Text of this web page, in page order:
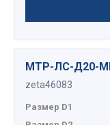
МТР-ЛС-Д20-
zeta46083
Размер D1